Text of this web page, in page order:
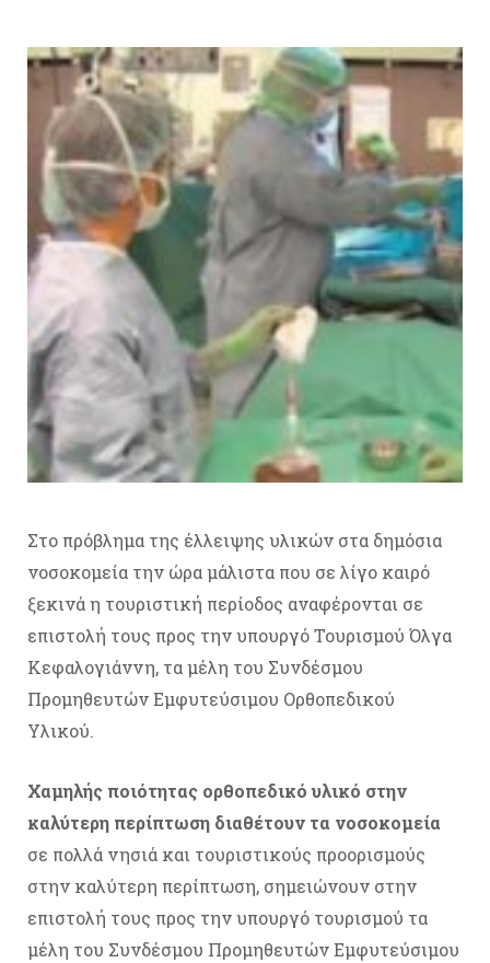
Στο πρόβλημα της έλλειψης υλικών στα δημόσια
νοσοκομεία την ώρα μάλιστα που σε λίγο καιρό
ξεκινά η τουριστική περίοδος αναφέρονται σε
επιστολή τους προς την υπουργό Τουρισμού Όλγα
Κεφαλογιάννη, τα μέλη του Συνδέσμου
Προμηθευτών Εμφυτεύσιμου Ορθοπεδικού
Υλικού.
Χαμηλής ποιότητας ορθοπεδικό υλικό στην
καλύτερη περίπτωση διαθέτουν τα νοσοκομεία
σε πολλά νησιά και τουριστικούς προορισμούς
στην καλύτερη περίπτωση, σημειώνουν στην
επιστολή τους προς την υπουργό τουρισμού τα
μέλη του Συνδέσμου Προμηθευτών Εμφυτεύσιμου